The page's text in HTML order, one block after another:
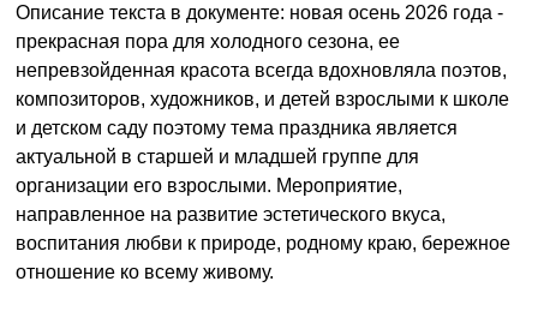
Описание текста в документе: новая осень 2026 года -
прекрасная пора для холодного сезона, ее
непревзойденная красота всегда вдохновляла поэтов,
композиторов, художников, и детей взрослыми к школе
и детском саду поэтому тема праздника является
актуальной в старшей и младшей группе для
организации его взрослыми. Мероприятие,
направленное на развитие эстетического вкуса,
воспитания любви к природе, родному краю, бережное
отношение ко всему живому.